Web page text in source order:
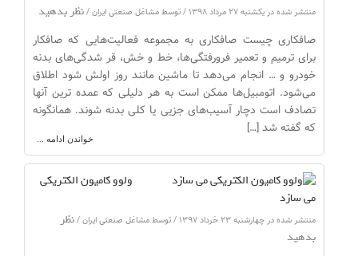
منتشر شده در یکشنبه ۲۷ مرداد ۱۳۹۸ / توسط مشاغل صنعتی ایران / نظر بدهید
صافکاری چیست صافکاری به مجموعه فعالیت‌هایی که صافکار
برای ترمیم و تعمیر فرورفتگی‌ها، خط و خش، قر شدگی‌های بدنه
خودرو و … انجام می‌دهد تا ماشین مانند روز اولش شود اطلاق
می‌شود. اتومبیل‌ها ممکن است به هر دلیلی که عمده ترین آنها
تصادف است دچار آسیب‌های جزیی یا کلی بدنه شوند. همانگونه
که گفته شد […]
خواندن ادامه ...
ولوو کامیون الکتریکی
می سازد
منتشر شده در چهارشنبه ۲۳ خرداد ۱۳۹۷ / توسط مشاغل صنعتی ایران /
نظر
بدهید